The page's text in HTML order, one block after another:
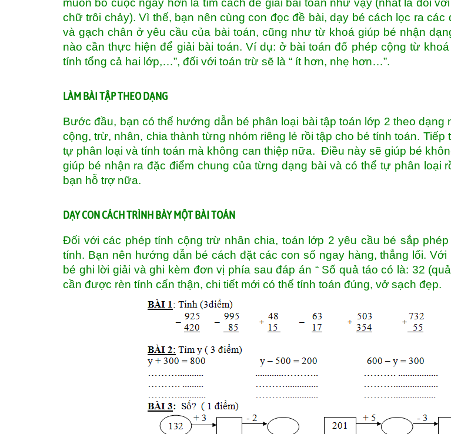
muốn bỏ cuộc ngay hơn là tìm cách để giải bài toán như vậy (nhất là đối
chữ trôi chảy). Vì thế, bạn nên cùng con đọc đề bài, dạy bé cách lọc ra
và gạch chân ở yêu cầu của bài toán, cũng như từ khoá giúp bé nhận
nào cần thực hiện để giải bài toán. Ví dụ: ở bài toán đố phép cộng từ
tính tổng cả hai lớp,…”, đối với toán trừ sẽ là “ ít hơn, nhẹ hơn…”.
LÀM BÀI TẬP THEO DẠNG
Bước đầu, bạn có thể hướng dẫn bé phân loại bài tập toán lớp 2 theo dạng
cộng, trừ, nhân, chia thành từng nhóm riêng lẻ rồi tập cho bé tính toán. Tiếp
tự phân loại và tính toán mà không can thiệp nữa. Điều này sẽ giúp bé
giúp bé nhận ra đặc điểm chung của từng dạng bài và có thể tự phân loại
bạn hỗ trợ nữa.
DẠY CON CÁCH TRÌNH BÀY MỘT BÀI TOÁN
Đối với các phép tính cộng trừ nhân chia, toán lớp 2 yêu cầu bé sắp
tính. Bạn nên hướng dẫn bé cách đặt các con số ngay hàng, thẳng lối.
bé ghi lời giải và ghi kèm đơn vị phía sau đáp án “ Số quả táo có là: 32
cần được rèn tính cẩn thận, chi tiết mới có thể tính toán đúng, vở sạch đẹp.